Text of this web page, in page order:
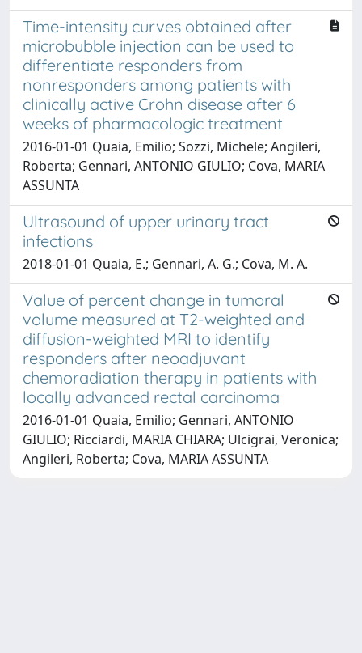
Time-intensity curves obtained after
microbubble injection can be used to
differentiate responders from
nonresponders among patients with
clinically active Crohn disease after 6
weeks of pharmacologic treatment
2016-01-01 Quaia, Emilio; Sozzi, Michele; Angileri,
Roberta; Gennari, ANTONIO GIULIO; Cova, MARIA
ASSUNTA
Ultrasound of upper urinary tract
infections
2018-01-01 Quaia, E.; Gennari, A. G.; Cova, M. A.
Value of percent change in tumoral
volume measured at T2-weighted and
diffusion-weighted MRI to identify
responders after neoadjuvant
chemoradiation therapy in patients with
locally advanced rectal carcinoma
2016-01-01 Quaia, Emilio; Gennari, ANTONIO
GIULIO; Ricciardi, MARIA CHIARA; Ulcigrai, Veronica;
Angileri, Roberta; Cova, MARIA ASSUNTA